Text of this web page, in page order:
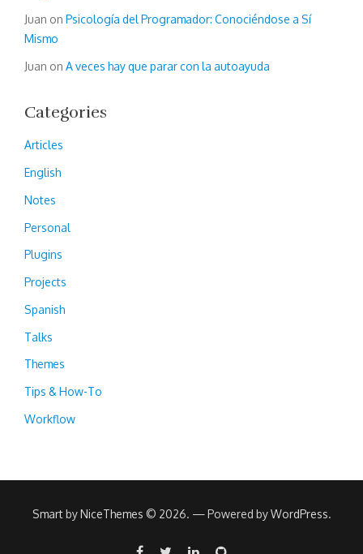
Juan on Psicología del Programador: Conociéndose a Sí
Mismo
Juan on A veces hay que parar con la autoayuda
Categories
Articles
English
Notes
Personal
Plugins
Projects
Spanish
Talks
Themes
Tips & How-To
Workflow
SmartbyNiceThemes © 2026. — Powered byWordPress.